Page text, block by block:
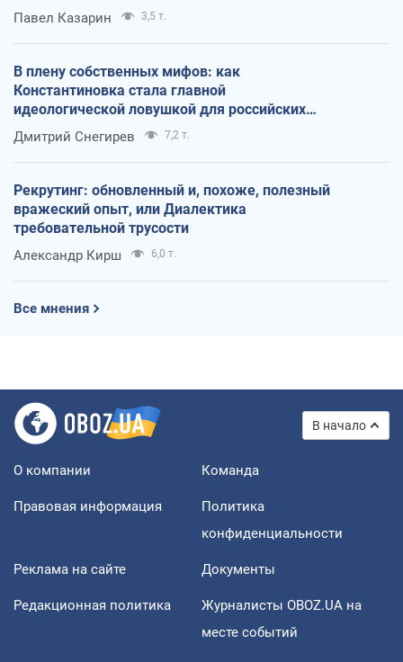
Павел Казарин 3,5 т.
В плену собственных мифов: как
Константиновка стала главной
идеологической ловушкой для российских
оккупантов
Дмитрий Снегирев 7,2 т.
Рекрутинг: обновленный и, похоже, полезный
вражеский опыт, или Диалектика
требовательной трусости
Александр Кирш 6,0 т.
Все мнения
В начало
О компании Команда
Правовая информация
Политика
конфиденциальности
Реклама на сайте Документы
Редакционная политика
Журналисты OBOZ.UA на
месте событий